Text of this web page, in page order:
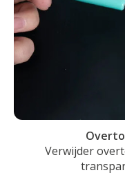
Verwijder